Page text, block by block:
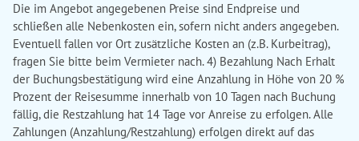
Die im Angebot angegebenen Preise sind Endpreise und
schließen alle Nebenkosten ein, sofern nicht anders angegeben.
Eventuell fallen vor Ort zusätzliche Kosten an (z.B. Kurbeitrag),
fragen Sie bitte beim Vermieter nach. 4) Bezahlung Nach Erhalt
der Buchungsbestätigung wird eine Anzahlung in Höhe von 20 %
Prozent der Reisesumme innerhalb von 10 Tagen nach Buchung
fällig, die Restzahlung hat 14 Tage vor Anreise zu erfolgen. Alle
Zahlungen (Anzahlung/Restzahlung) erfolgen direkt auf das